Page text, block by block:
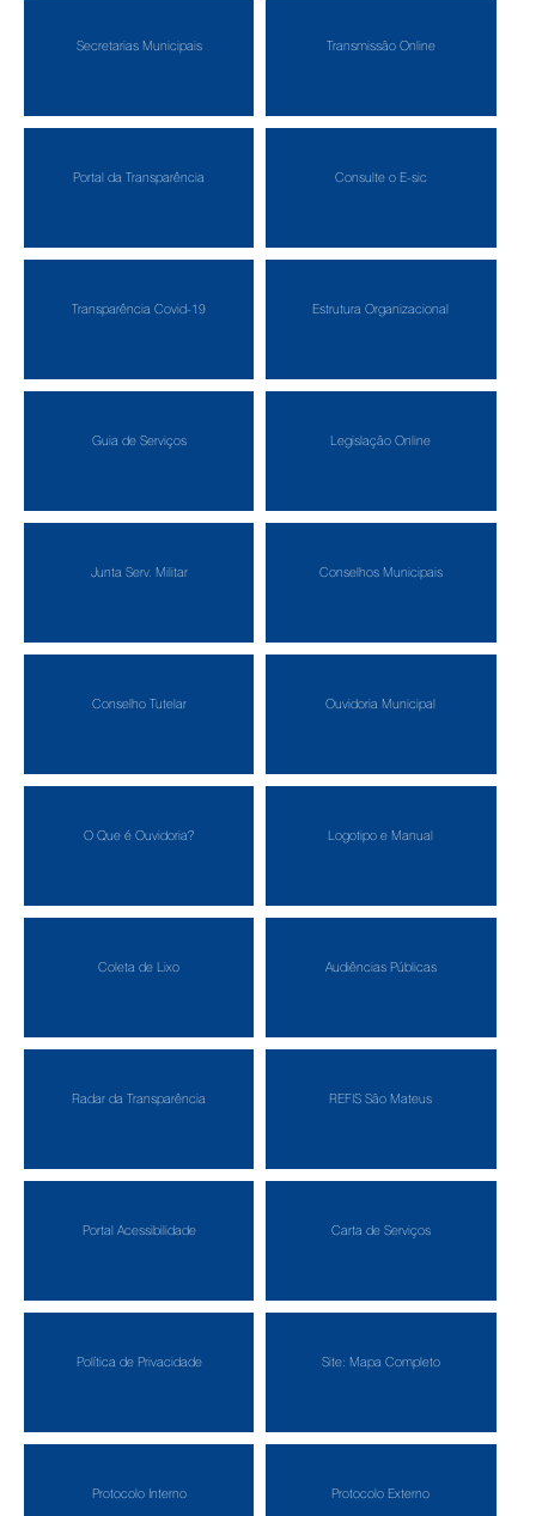
Secretarias Municipais Transmissão Online
Portal da Transparência Consulte o E-sic
Transparência Covid-19 Estrutura Organizacional
Guia de Serviços Legislação Online
Junta Serv. Militar Conselhos Municipais
Conselho Tutelar Ouvidoria Municipal
O Que é Ouvidoria? Logotipo e Manual
Coleta de Lixo Audiências Públicas
Radar da Transparência REFIS São Mateus
Portal Acessibilidade Carta de Serviços
Política de Privacidade Site: Mapa Completo
Protocolo Interno Protocolo Externo